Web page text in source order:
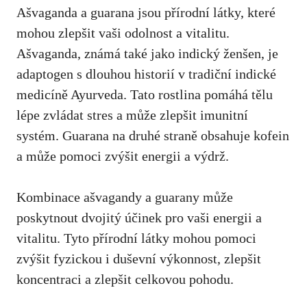
Ašvaganda a guarana jsou přírodní látky, které
mohou zlepšit vaši odolnost a vitalitu.
Ašvaganda, známá také jako indický ženšen, je
adaptogen s dlouhou historií v tradiční indické
medicíně Ayurveda. Tato rostlina pomáhá tělu
lépe zvládat stres a může zlepšit imunitní
systém. Guarana na druhé straně obsahuje kofein
a může pomoci zvýšit energii a výdrž.
Kombinace ašvagandy a guarany může
poskytnout dvojitý účinek pro vaši energii a
vitalitu. Tyto přírodní látky mohou pomoci
zvýšit fyzickou i duševní výkonnost, zlepšit
koncentraci a zlepšit celkovou pohodu.